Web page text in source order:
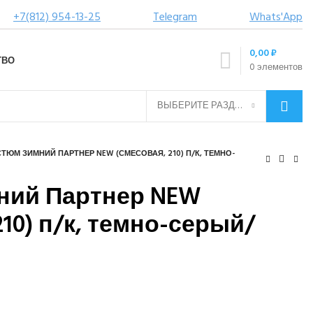
+7(812) 954-13-25 Telegram Whats'App
0элементов
0,00₽
ВЫБЕРИТЕ РАЗДЕЛ
ЗИМНИЙ ПАРТНЕР NEW (СМЕСОВАЯ, 210) П/К, ТЕМНО-
Партнер NEW
п/к, темно-серый/